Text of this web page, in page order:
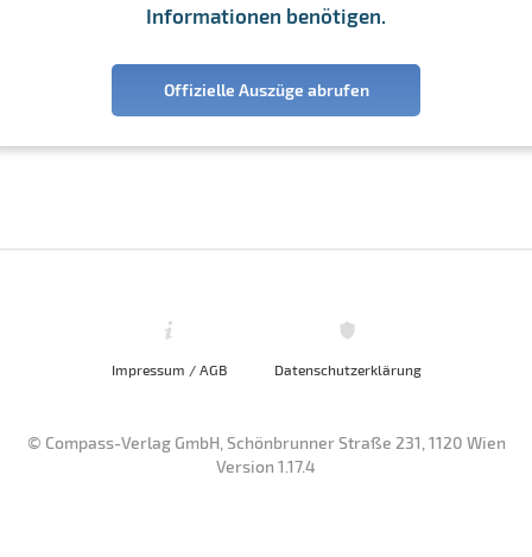
Informationen benötigen.
Offizielle Auszüge abrufen
Impressum / AGB Datenschutzerklärung
© Compass-Verlag GmbH, Schönbrunner Straße 231, 1120 Wien
Version 1.17.4